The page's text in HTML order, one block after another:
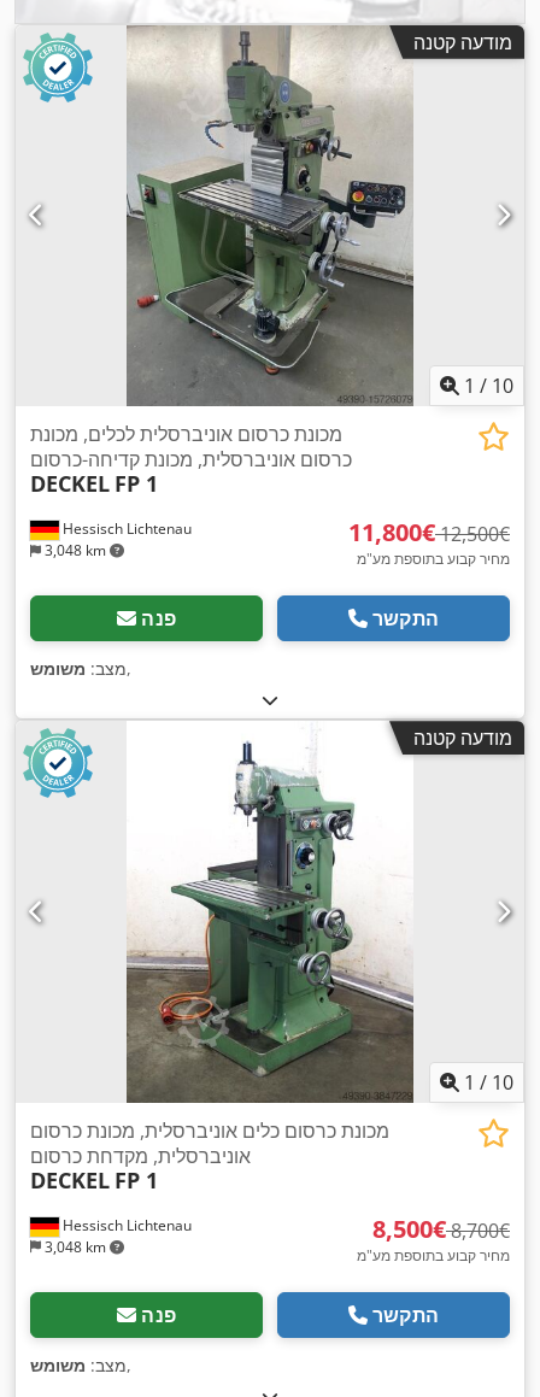
מודעה קטנה
1 / 10
Hessisch Lichtenau
3,048 km
מכונת כרסום אוניברסלית לכלים, מכונת
כרסום אוניברסלית, מכונת קדיחה-כרסום
DECKEL FP 1
‏11,800 ‏€ ‏12,500 ‏€
מחיר קבוע בתוספת מע"מ
פנה התקשר
מצב: משומש ,
מודעה קטנה
1 / 10
Hessisch Lichtenau
3,048 km
מכונת כרסום כלים אוניברסלית, מכונת כרסום
אוניברסלית, מקדחת כרסום
DECKEL FP 1
‏8,500 ‏€ ‏8,700 ‏€
מחיר קבוע בתוספת מע"מ
פנה התקשר
מצב: משומש ,